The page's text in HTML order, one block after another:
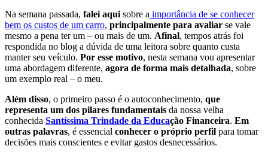
Na semana passada, falei aqui sobre a importância de se conhecer
bem os custos de um carro, principalmente para avaliar se vale
mesmo a pena ter um – ou mais de um. Afinal, tempos atrás foi
respondida no blog a dúvida de uma leitora sobre quanto custa
manter seu veículo. Por esse motivo, nesta semana vou apresentar
uma abordagem diferente, agora de forma mais detalhada, sobre
um exemplo real – o meu.
Além disso, o primeiro passo é o autoconhecimento, que
representa um dos pilares fundamentais da nossa velha
conhecida Santíssima Trindade da Educação Financeira. Em
outras palavras, é essencial conhecer o próprio perfil para tomar
decisões mais conscientes e evitar gastos desnecessários.